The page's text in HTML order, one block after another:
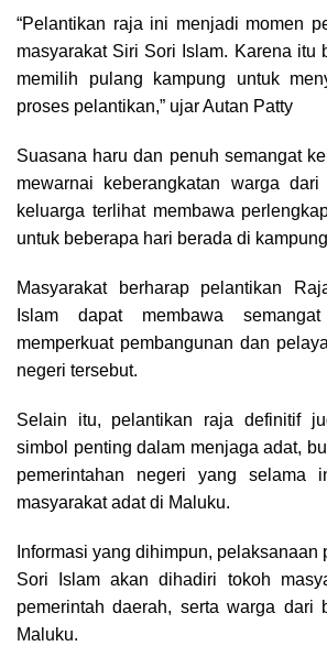
“Pelantikan raja ini menjadi momen
masyarakat Siri Sori Islam. Karena itu
memilih pulang kampung untuk
proses pelantikan,” ujar Autan Patty
Suasana haru dan penuh semangat
mewarnai keberangkatan warga
keluarga terlihat membawa
untuk beberapa hari berada di
Masyarakat berharap pelantikan
Islam dapat membawa
memperkuat pembangunan dan
negeri tersebut.
Selain itu, pelantikan raja definitif
simbol penting dalam menjaga adat,
pemerintahan negeri yang selama
masyarakat adat di Maluku.
Informasi yang dihimpun,
Sori Islam akan dihadiri tokoh
pemerintah daerah, serta warga dari
Maluku.